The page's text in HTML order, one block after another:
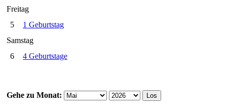
Freitag
5
1 Geburtstag
Samstag
6
4 Geburtstage
Gehe zu Monat: